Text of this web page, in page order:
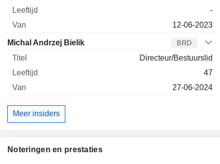
Noteringen en prestaties
-
12-06-2023
Michal Andrzej Bielik BRD
Directeur/Bestuurslid
47
27-06-2024
Meer insiders